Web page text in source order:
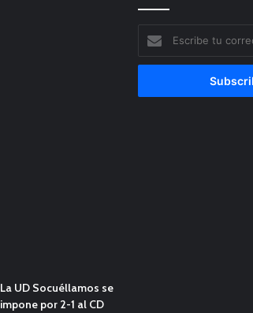
La UD Socuéllamos se
impone por 2-1 al CD
tu
correo